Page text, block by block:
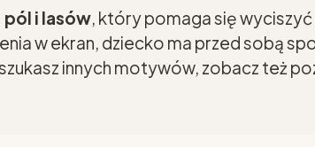
pól i lasów, który pomaga się
w ekran, dziecko ma przed sobą
innych motywów, zobacz też